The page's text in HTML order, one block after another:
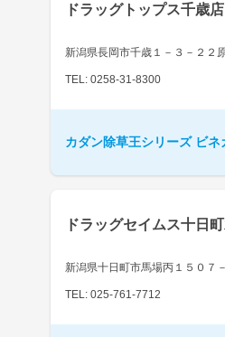
ドラッグトップス千歳店
新潟県長岡市千歳１－３－２２
TEL: 0258-31-8300
カダン除草王シリーズ ビ
ドラッグセイムス十日
新潟県十日町市馬場丙１５０７
TEL: 025-761-7712